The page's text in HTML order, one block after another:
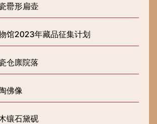
罍形扁壶
馆2023年藏品征集计划
仓廪院落
佛像
镶石黛砚